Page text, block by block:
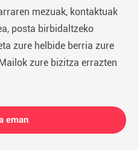
mezuak, kontaktuak
posta birbidaltzeko
zure helbide berria zure
zure bizitza errazten
eman